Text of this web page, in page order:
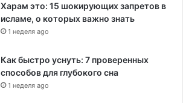
Харам это: 15 шокирующих запретов в
исламе, о которых важно знать
1 неделя ago
Как быстро уснуть: 7 проверенных
способов для глубокого сна
1 неделя ago